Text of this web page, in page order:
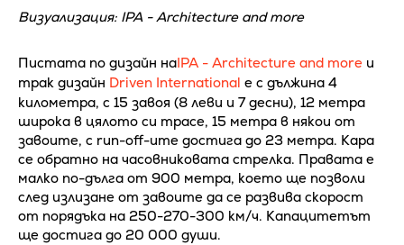
Визуализация: IPA - Architecture and more
Пистата по дизайн наIPA - Architecture and more и
трак дизайн Driven International е с дължина 4
километра, с 15 завоя (8 леви и 7 десни), 12 метра
широка в цялото си трасе, 15 метра в някои от
завоите, с run-off-ите достига до 23 метра. Кара
се обратно на часовниковата стрелка. Правата е
малко по-дълга от 900 метра, което ще позволи
след излизане от завоите да се развива скорост
от порядъка на 250-270-300 км/ч. Капацитетът
ще достига до 20 000 души.